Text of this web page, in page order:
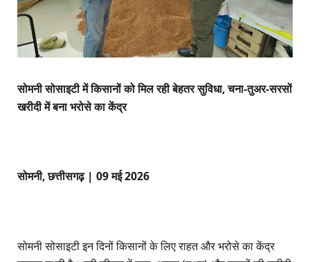
सोमनी सोसाइटी में किसानों को मिल रही बेहतर सुविधा, चना-तुअर-सरसों
खरीदी में बना भरोसे का केंद्र
सोमनी, छत्तीसगढ़ | 09 मई 2026
सोमनी सोसाइटी इन दिनों किसानों के लिए राहत और भरोसे का केंद्र